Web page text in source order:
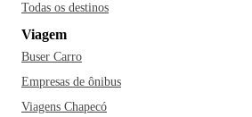
Todas os destinos
Viagem
Buser Carro
Empresas de ônibus
Viagens Chapecó